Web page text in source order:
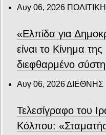
Αυγ 06, 2026
«Ελπίδα για
είναι το Κίνημα
διεφθαρμένο
Αυγ 06, 2026ΔΙΕΘΝΗΣ
Τελεσίγραφο του
Κόλπου: